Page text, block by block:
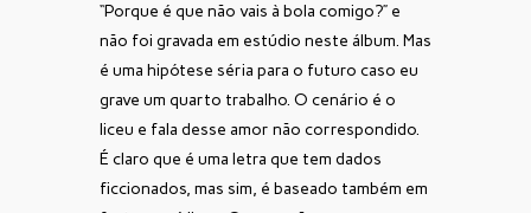
“Porque é que não vais à bola comigo?” e
não foi gravada em estúdio neste álbum. Mas
é uma hipótese séria para o futuro caso eu
grave um quarto trabalho. O cenário é o
liceu e fala desse amor não correspondido.
É claro que é uma letra que tem dados
ficcionados, mas sim, é baseado também em